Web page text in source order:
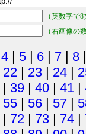
（英数字で
（右画像の
4 | 5 | 6 | 7 | 8
22 | 23 | 24 |
| 39 | 40 | 41 |
55 | 56 | 57 |
| 72 | 73 | 74 |